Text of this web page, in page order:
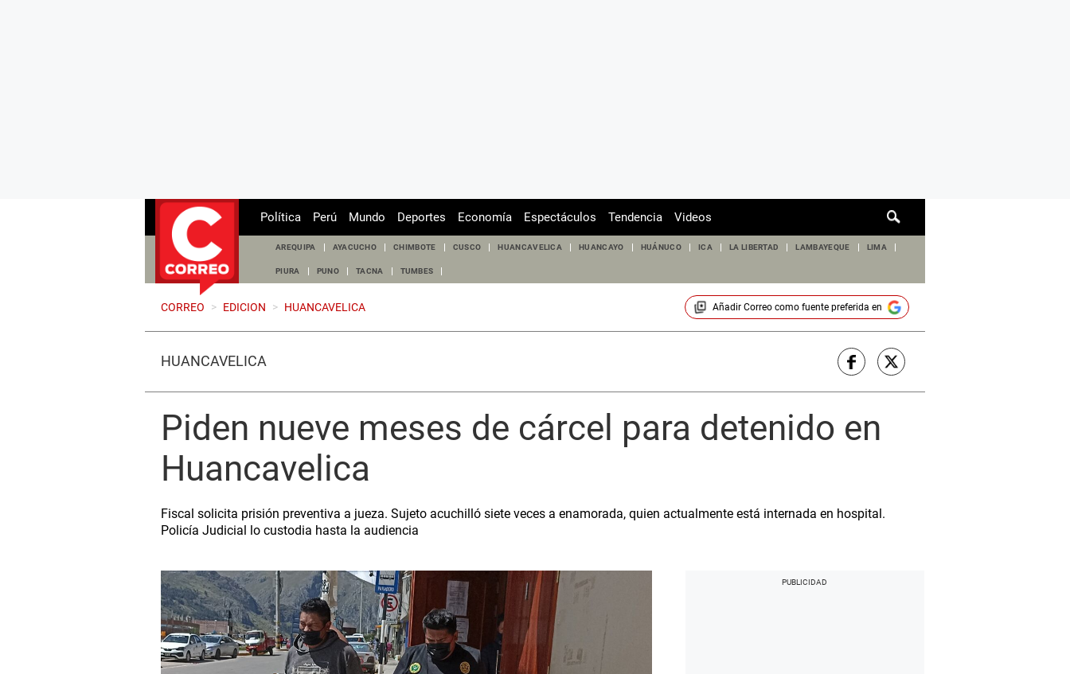
de
Política Perú Mundo Deportes Economía Espectáculos Tendencia Videos
AREQUIPA AYACUCHO CHIMBOTE CUSCO HUANCAVELICA HUANCAYO HUÁNUCO ICA LA LIBERTAD LAMBAYEQUE LIMA
PIURA PUNO TACNA TUMBES
CORREO > EDICION > HUANCAVELICA Añadir Correocomo fuente preferida en
HUANCAVELICA
Piden nueve meses de cárcel para detenido en
Huancavelica
Fiscal solicita prisión preventiva a jueza. Sujeto acuchilló siete veces a enamorada, quien actualmente está internada en hospital.
Policía Judicial lo custodia hasta la audiencia